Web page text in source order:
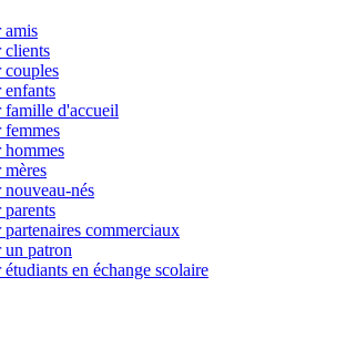
amis
clients
couples
enfants
famille d'accueil
femmes
hommes
nés
commerciaux
un patron
en échange scolaire